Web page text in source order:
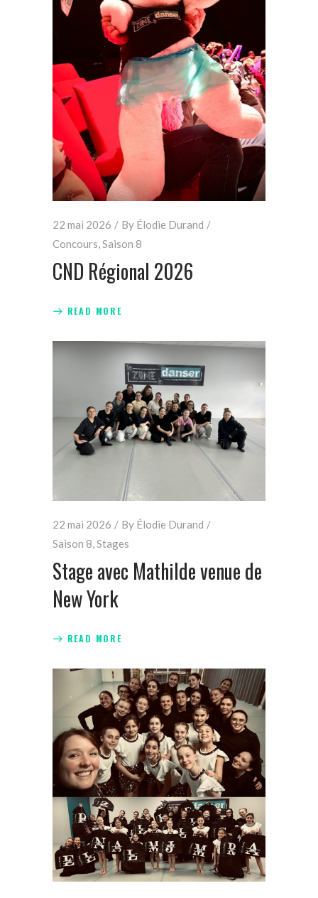
22 mai 2026 By Élodie Durand
Concours,Saison 8
CND Régional 2026
READ MORE
22 mai 2026 By Élodie Durand
Saison 8,Stages
Stage avec Mathilde venue de
New York
READ MORE